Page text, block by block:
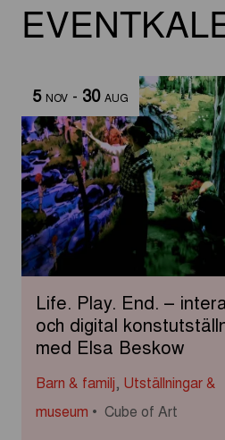
5 NOV - 30 AUG
Life. Play. End. –
och digital
med Elsa Beskow
Barn & familj, Utställningar &
museum
Cube of Art